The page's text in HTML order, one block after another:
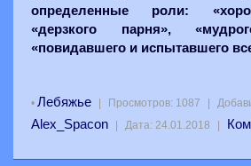
определенные роли:
«дерзкого парня»,
«повидавшего и испытавшего
• Лебяжье | Просмотров: 1087 |
Alex_Spacon | Дата: 24.01.2018 |